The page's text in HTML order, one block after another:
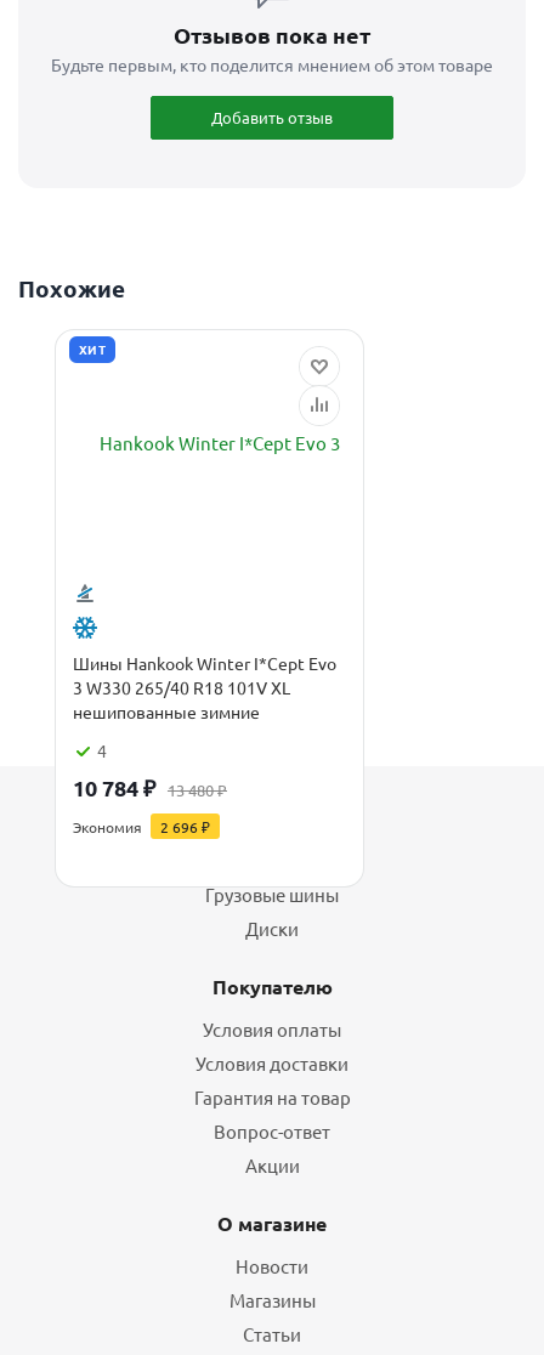
Отзывов пока нет
Будьте первым, кто поделится мнением об этом товаре
Добавить отзыв
Похожие
ХИТ
Шины Hankook Winter I*Cept Evo
3 W330 265/40 R18 101V XL
нешипованные зимние
4
10 784₽ 13 480₽
Экономия 2 696₽
Грузовые шины
Диски
Покупателю
Условия оплаты
Условия доставки
Гарантия на товар
Вопрос-ответ
Акции
О магазине
Новости
Магазины
Статьи